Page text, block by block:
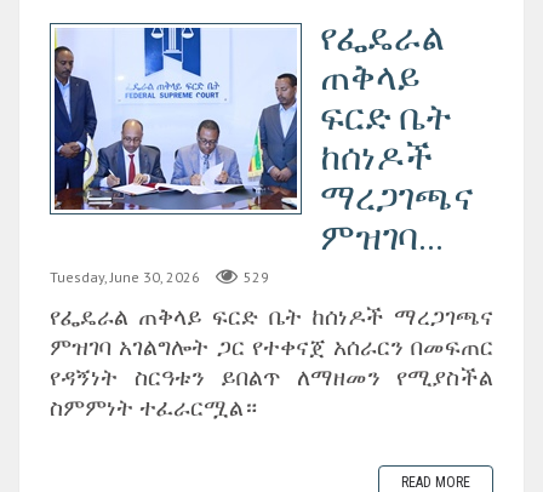
የፌዴራል
ጠቅላይ
ፍርድ ቤት
ከሰነዶች
ማረጋገጫና
ምዝገባ...
Tuesday, June 30, 2026 529
‎የፌዴራል ጠቅላይ ፍርድ ቤት ከሰነዶች ማረጋገጫና
ምዝገባ አገልግሎት ጋር የተቀናጀ አሰራርን በመፍጠር
የዳኝነት ስርዓቱን ይበልጥ ለማዘመን የሚያስችል
ስምምነት ተፈራርሟል።
READ MORE